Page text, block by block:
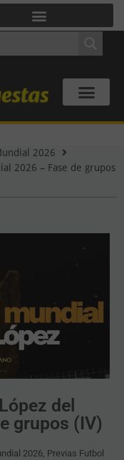
2026
2026 – Fase de grupos
del
grupos (IV)
2026, Previas Futbol